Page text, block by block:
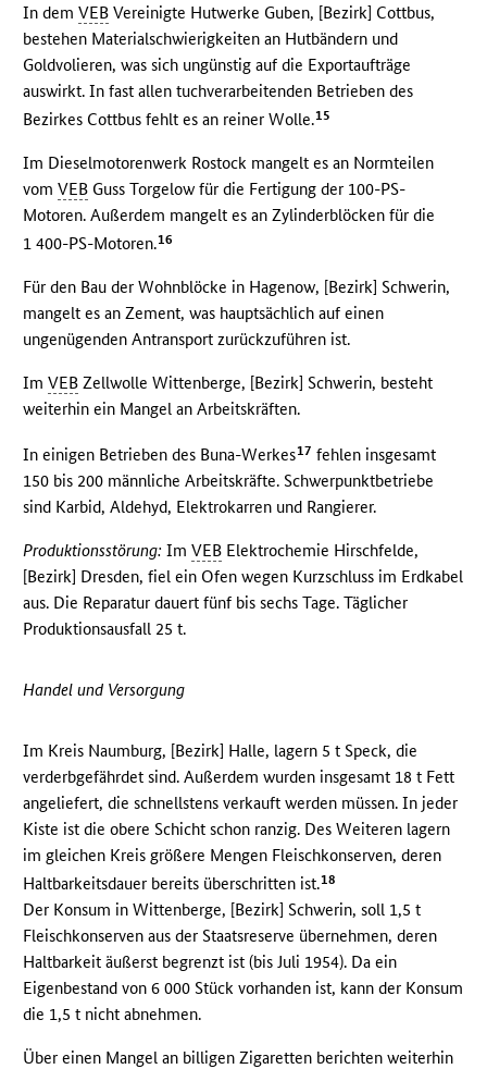
In demVEB Vereinigte Hutwerke Guben, [Bezirk] Cottbus,
bestehen Materialschwierigkeiten an Hutbändern und
Goldvolieren, was sich ungünstig auf die Exportaufträge
auswirkt. In fast allen tuchverarbeitenden Betrieben des
Bezirkes Cottbus fehlt es an reiner Wolle.15
Im Dieselmotorenwerk Rostock mangelt es an Normteilen
vomVEB Guss Torgelow für die Fertigung der 100-PS-
Motoren. Außerdem mangelt es an Zylinderblöcken für die
1 400-PS-Motoren.16
Für den Bau der Wohnblöcke in Hagenow, [Bezirk] Schwerin,
mangelt es an Zement, was hauptsächlich auf einen
ungenügenden Antransport zurückzuführen ist.
ImVEB Zellwolle Wittenberge, [Bezirk] Schwerin, besteht
weiterhin ein Mangel an Arbeitskräften.
In einigen Betrieben des Buna-Werkes17 fehlen insgesamt
150 bis 200 männliche Arbeitskräfte. Schwerpunktbetriebe
sind Karbid, Aldehyd, Elektrokarren und Rangierer.
Produktionsstörung: ImVEB Elektrochemie Hirschfelde,
[Bezirk] Dresden, fiel ein Ofen wegen Kurzschluss im Erdkabel
aus. Die Reparatur dauert fünf bis sechs Tage. Täglicher
Produktionsausfall 25 t.
Handel und Versorgung
Im Kreis Naumburg, [Bezirk] Halle, lagern 5 t Speck, die
verderbgefährdet sind. Außerdem wurden insgesamt 18 t Fett
angeliefert, die schnellstens verkauft werden müssen. In jeder
Kiste ist die obere Schicht schon ranzig. Des Weiteren lagern
im gleichen Kreis größere Mengen Fleischkonserven, deren
Haltbarkeitsdauer bereits überschritten ist.18
Der Konsum in Wittenberge, [Bezirk] Schwerin, soll 1,5 t
Fleischkonserven aus der Staatsreserve übernehmen, deren
Haltbarkeit äußerst begrenzt ist (bis Juli 1954). Da ein
Eigenbestand von 6 000 Stück vorhanden ist, kann der Konsum
die 1,5 t nicht abnehmen.
Über einen Mangel an billigen Zigaretten berichten weiterhin